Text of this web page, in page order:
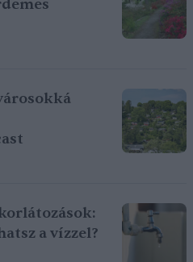
a vízzel?